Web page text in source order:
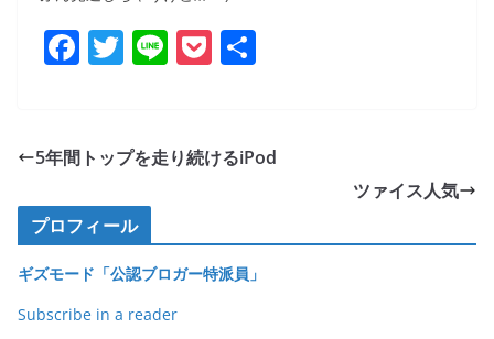
F
e
o
o
k
T
er
Li P
et
5年間トップを走り続けるiPod
ツァイス人気
プロフィール
ギズモード「公認ブロガー特派員」
Subscribe in a reader